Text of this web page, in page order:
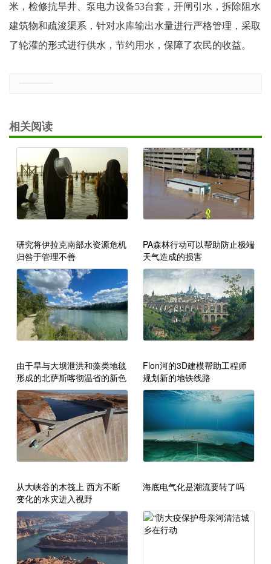
米，检修抗旱井、泵电力设备53台套，开闸引水，拆除阻水
建筑物和疏浚渠系，针对水库输出水量进行严格管理，采取
了轮灌的形式进行供水，节约用水，保障了农民的收益。
相关阅读
研究将伊拉克南部水资源危机
归咎于管理不善
PA森林行动可以帮助防止极端
天气造成的损害
由干旱与大坝泄洪和藻类地毯
形成的北萨斯喀彻温省的新色
调
Flon河的3D建模帮助工程师
规划新的地铁线路
从大峡谷的木筏上 西方不断
变化的水灾进入视野
海底电气化是潮流要转了吗